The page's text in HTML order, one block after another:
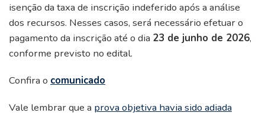
isenção da taxa de inscrição indeferido após a análise
dos recursos. Nesses casos, será necessário efetuar o
pagamento da inscrição até o dia 23 de junho de 2026,
conforme previsto no edital.
Confira o comunicado
Vale lembrar que a prova objetiva havia sido adiada